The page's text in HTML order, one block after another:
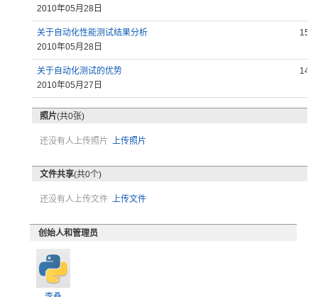
2010年05月28日
关于自动化性能测试结果分析
2010年05月28日
关于自动化测试的优势
2010年05月27日
照片(共0张)
还没有人上传照片 上传照片
文件共享(共0个)
还没有人上传文件 上传文件
创始人和管理员